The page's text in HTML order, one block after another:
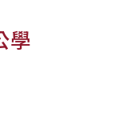
學